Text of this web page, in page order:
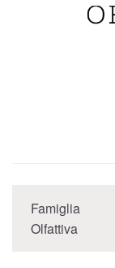
Famiglia
Olfattiva